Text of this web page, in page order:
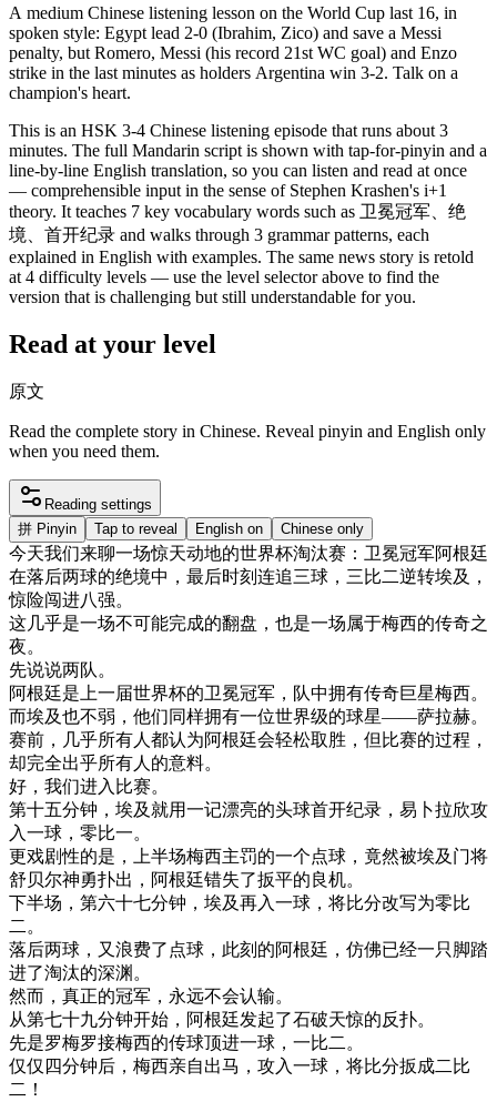
A medium Chinese listening lesson on the World Cup last 16, in
spoken style: Egypt lead 2-0 (Ibrahim, Zico) and save a Messi
penalty, but Romero, Messi (his record 21st WC goal) and Enzo
strike in the last minutes as holders Argentina win 3-2. Talk on a
champion's heart.
This is an HSK 3-4 Chinese listening episode that runs about 3
minutes. The full Mandarin script is shown with tap-for-pinyin and a
line-by-line English translation, so you can listen and read at once
— comprehensible input in the sense of Stephen Krashen's i+1
theory. It teaches 7 key vocabulary words such as 卫冕冠军、绝
境、首开纪录 and walks through 3 grammar patterns, each
explained in English with examples. The same news story is retold
at 4 difficulty levels — use the level selector above to find the
version that is challenging but still understandable for you.
Read at your level
原文
Read the complete story in Chinese. Reveal pinyin and English only
when you need them.
Reading settings
拼 Pinyin Tap to reveal English on Chinese only
今天我们来聊一场惊天动地的世界杯淘汰赛 ： 卫冕冠军阿根廷
在落后两球的绝境中 ， 最后时刻 连追三球 ， 三比二逆转埃及 ，
惊险闯进八强。
这几乎是一场不可能完成的翻盘 ， 也是一场属于梅西的传奇之
夜。
先说说两队。
阿根廷是上一届世界杯的卫冕冠军 ， 队中拥有传奇巨星梅西。
而埃及也不弱 ， 他们同样拥有一位世界级的球星——萨拉赫。
赛前 ， 几乎所有人都认为阿根廷会轻松取胜 ， 但 比赛的过程 ，
却完全出乎所有人的意料。
好 ， 我们进入 比赛。
第十五分钟 ， 埃及就用一记漂亮的头球首开纪录 ， 易 卜拉欣攻
入一球 ， 零比一。
更戏剧性的是 ， 上半场梅西主罚的一个点球 ， 竟然被埃及 门将
舒贝尔神勇扑出 ， 阿根廷错失了扳平的良机。
下半场 ， 第六十七分钟 ， 埃及再入一球 ， 将比分改写为零比
二。
落后两球 ， 又浪费了 点球 ， 此刻 的阿根廷 ， 仿佛已经一只脚踏
进了淘汰的深渊 。
然而 ， 真正的冠军 ， 永远不会认输。
从第七十九分钟开始 ， 阿根廷发起了石破天惊的反扑。
先是罗梅罗接梅西的传球顶进一球 ， 一比二。
仅仅 四分钟后 ， 梅西亲自出马 ， 攻入一球 ， 将比分扳成二比
二 ！